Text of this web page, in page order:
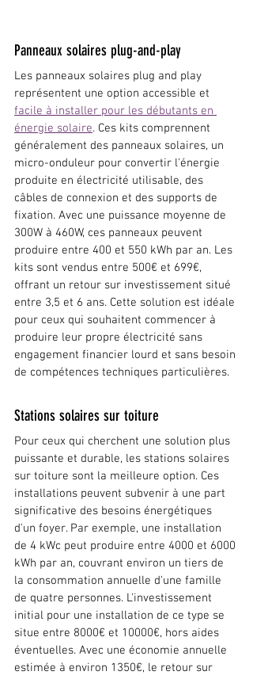
Panneaux solaires plug-and-play
Les panneaux solaires plug and play
représentent une option accessible et
facile à installer pour les débutants en
énergie solaire. Ces kits comprennent
généralement des panneaux solaires, un
micro-onduleur pour convertir l'énergie
produite en électricité utilisable, des
câbles de connexion et des supports de
fixation. Avec une puissance moyenne de
300W à 460W, ces panneaux peuvent
produire entre 400 et 550 kWh par an. Les
kits sont vendus entre 500€ et 699€,
offrant un retour sur investissement situé
entre 3,5 et 6 ans. Cette solution est idéale
pour ceux qui souhaitent commencer à
produire leur propre électricité sans
engagement financier lourd et sans besoin
de compétences techniques particulières.
Stations solaires sur toiture
Pour ceux qui cherchent une solution plus
puissante et durable, les stations solaires
sur toiture sont la meilleure option. Ces
installations peuvent subvenir à une part
significative des besoins énergétiques
d'un foyer. Par exemple, une installation
de 4 kWc peut produire entre 4000 et 6000
kWh par an, couvrant environ un tiers de
la consommation annuelle d'une famille
de quatre personnes. L'investissement
initial pour une installation de ce type se
situe entre 8000€ et 10000€, hors aides
éventuelles. Avec une économie annuelle
estimée à environ 1350€, le retour sur